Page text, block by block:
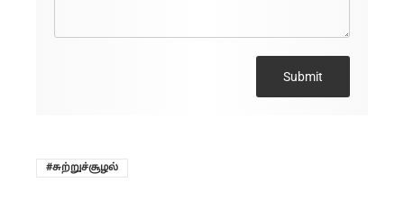
Submit
சுற்றுச்சூழல்